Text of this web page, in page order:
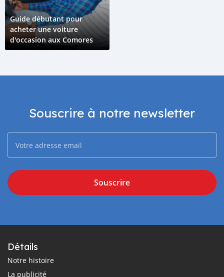
Guide débutant pour
acheter une voiture
d'occasion aux Comores
Souscrire à notre newsletter
Souscrire
Détails
Notre histoire
La publicité